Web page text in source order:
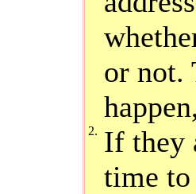
or not.
2. If they
time to